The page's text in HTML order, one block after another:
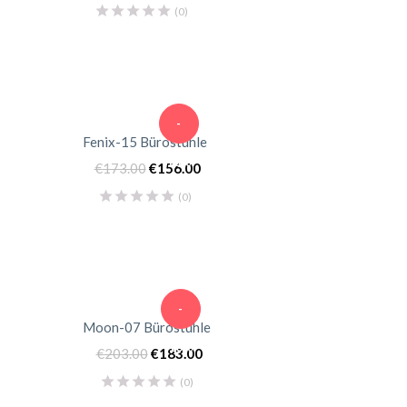
(0)
-
10%
Fenix-15 Bürostühle
€173.00€156.00
(0)
-
10%
Moon-07 Bürostühle
€203.00€183.00
(0)